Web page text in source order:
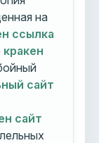
на
ссылка
кракен
сайт
сайт